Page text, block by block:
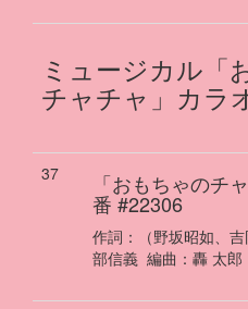
ミュージカル「
チャチャ」カラ
37
「おもちゃのチ
番#22306
作詞： （野坂昭如、
部信義 編曲： 轟 太郎